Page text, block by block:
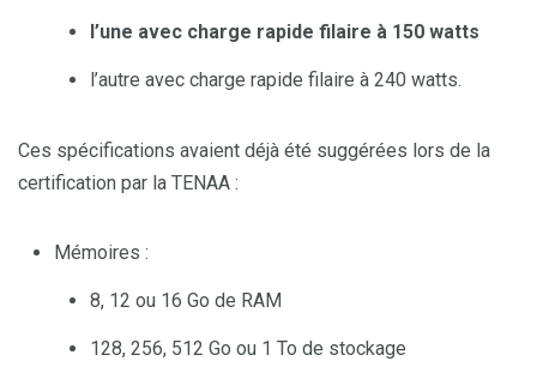
l’une avec charge rapide filaire à 150 watts
l’autre avec charge rapide filaire à 240 watts.
Ces spécifications avaient déjà été suggérées lors de la
certification par la TENAA :
Mémoires :
8, 12 ou 16 Go de RAM
128, 256, 512 Go ou 1 To de stockage